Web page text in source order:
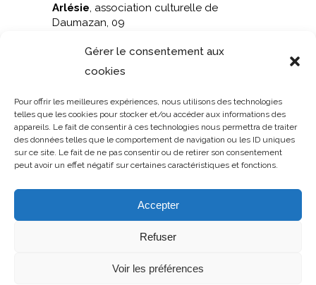
Gérer le consentement aux
cookies
Pour offrir les meilleures expériences, nous utilisons des technologies
telles que les cookies pour stocker et/ou accéder aux informations des
appareils. Le fait de consentir à ces technologies nous permettra de traiter
des données telles que le comportement de navigation ou les ID uniques
sur ce site. Le fait de ne pas consentir ou de retirer son consentement
peut avoir un effet négatif sur certaines caractéristiques et fonctions.
Accepter
Refuser
Voir les préférences
Arlésie, association culturelle de
Daumazan, 09
Blagnac
Espace culturel des Corbières
Théâtre à la Coque
, centre national de
la marionnette de Hennebont
Maison de l’Eau, Théâtre d’Allègre-les-
Fumades
l’Usinotopie, fabrique d’utopies de
Villemur sur Tarn.
Occitanie en Scène
laDRACOccitanie
Région Occitanie
la commune deLimbrassac(09)